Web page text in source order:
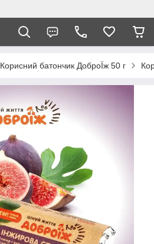
Корисний батончик ДоброЇж 50 г